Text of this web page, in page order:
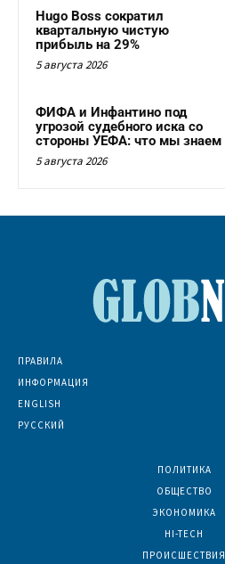
Hugo Boss сократил
квартальную чистую
прибыль на 29%
5 августа 2026
ФИФА и Инфантино под
угрозой судебного иска со
стороны УЕФА: что мы знаем
5 августа 2026
ПРАВИЛА
ИНФОРМАЦИЯ
ENGLISH
РУССКИЙ
ПОЛИТИКА
ОБЩЕСТВО
ЭКОНОМИКА
HI-TECH
ПРОИСШЕСТВИЯ